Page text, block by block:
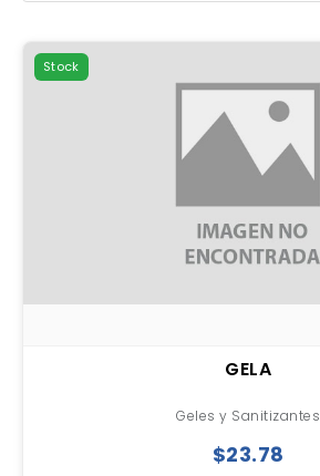
Stock
GELA
Geles y Sanitizantes
$23.78